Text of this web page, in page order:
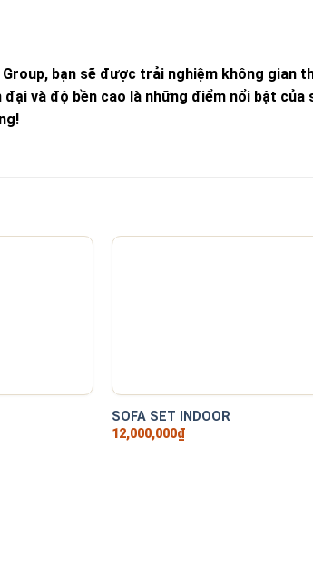
bạn sẽ được trải nghiệm không gian
và độ bền cao là những điểm nổi bật của
SOFA SET INDOOR
12,000,000₫